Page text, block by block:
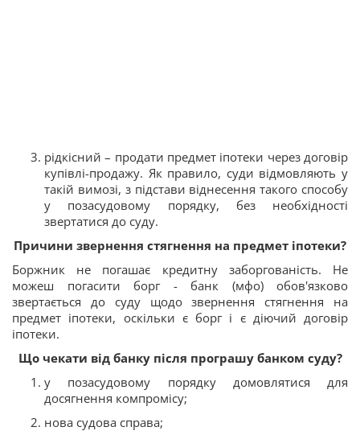
рідкісний – продати предмет іпотеки через договір
купівлі-продажу. Як правило, суди відмовляють у
такій вимозі, з підстави віднесення такого способу
у позасудовому порядку, без необхідності
звертатися до суду.
Причини звернення стягнення на предмет іпотеки?
Боржник не погашає кредитну заборгованість. Не
можеш погасити борг - банк (мфо) обов'язково
звертається до суду щодо звернення стягнення на
предмет іпотеки, оскільки є борг і є діючий договір
іпотеки.
Що чекати від банку після програшу банком суду?
у позасудовому порядку домовлятися для
досягнення компромісу;
нова судова справа;